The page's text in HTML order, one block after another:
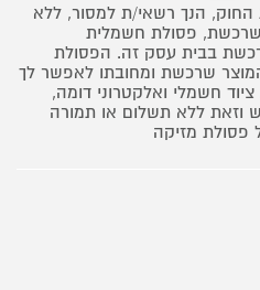
הנך רשאי/ת למסור, ללא
פסולת חשמלית
רכשת בבית עסק זה. הפסולת
שרכשת ומחובתו לאפשר לך
חשמלי ואלקטרוני דומה,
וזאת ללא תשלום או תמורה
מזיקה